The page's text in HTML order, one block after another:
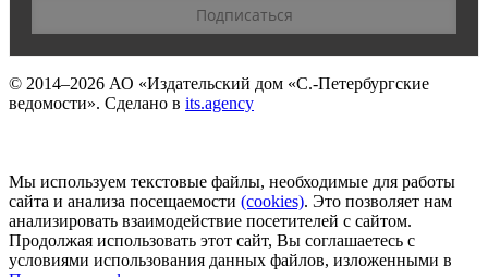
© 2014–2026 АО «Издательский дом «С.-Петербургские
ведомости». Сделано в its.agency
Мы используем текстовые файлы, необходимые для работы
сайта и анализа посещаемости (сookies). Это позволяет нам
анализировать взаимодействие посетителей с сайтом.
Продолжая использовать этот сайт, Вы соглашаетесь с
условиями использования данных файлов, изложенными в